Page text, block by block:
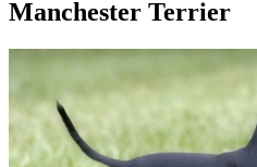
Manchester Terrier